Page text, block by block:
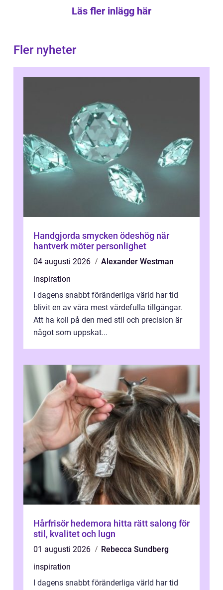
Läs fler inlägg här
Fler nyheter
Handgjorda smycken ödeshög när
hantverk möter personlighet
04 augusti 2026
Alexander Westman
inspiration
I dagens snabbt föränderliga värld har tid
blivit en av våra mest värdefulla tillgångar.
Att ha koll på den med stil och precision är
något som uppskat...
Hårfrisör hedemora hitta rätt salong för
stil, kvalitet och lugn
01 augusti 2026
Rebecca Sundberg
inspiration
I dagens snabbt föränderliga värld har tid